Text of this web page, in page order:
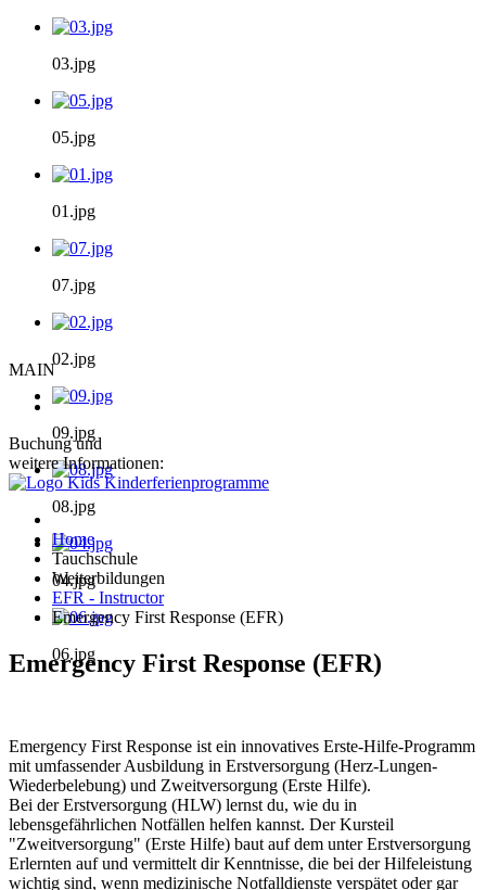
03.jpg
05.jpg
01.jpg
07.jpg
02.jpg
09.jpg
08.jpg
04.jpg
06.jpg
MAIN
Buchung und
weitere Informationen:
Home
Tauchschule
Weiterbildungen
EFR - Instructor
Emergency First Response (EFR)
Emergency First Response (EFR)
Emergency First Response ist ein innovatives Erste-Hilfe-Programm
mit umfassender Ausbildung in Erstversorgung (Herz-Lungen-
Wiederbelebung) und Zweitversorgung (Erste Hilfe).
Bei der Erstversorgung (HLW) lernst du, wie du in
lebensgefährlichen Notfällen helfen kannst. Der Kursteil
"Zweitversorgung" (Erste Hilfe) baut auf dem unter Erstversorgung
Erlernten auf und vermittelt dir Kenntnisse, die bei der Hilfeleistung
wichtig sind, wenn medizinische Notfalldienste verspätet oder gar